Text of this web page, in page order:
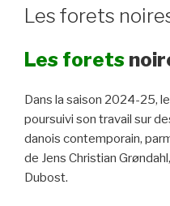
ON
Les forets
Les forets
Dans la saison 2024-25,
poursuivi son travail sur
danois contemporain,
de Jens Christian
Dubost.